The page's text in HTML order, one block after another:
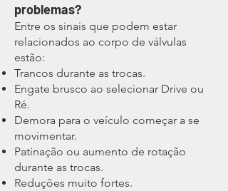
problemas?
Entre os sinais que podem estar
relacionados ao corpo de válvulas
estão:
Trancos durante as trocas.
Engate brusco ao selecionar Drive ou
Ré.
Demora para o veículo começar a se
movimentar.
Patinação ou aumento de rotação
durante as trocas.
Reduções muito fortes.